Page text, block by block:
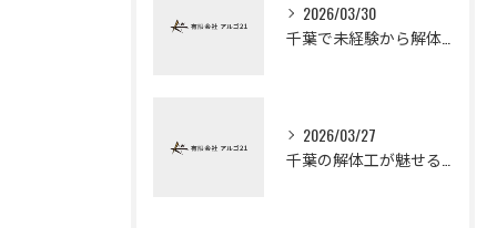
2026/03/30
2026/03/27